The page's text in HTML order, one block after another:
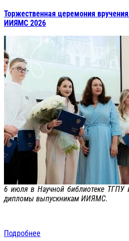
Торжественная церемония
ИИЯМС 2026
6 июля в Научной библиотеке
дипломы выпускникам ИИЯМС.
Подробнее